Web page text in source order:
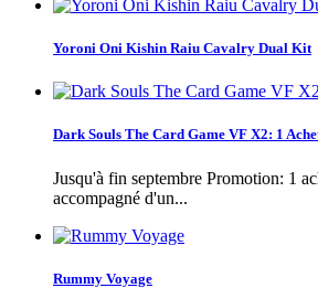
Yoroni Oni Kishin Raiu Cavalry Dual Kit
Dark Souls The Card Game VF X2: 1
Jusqu'à fin septembre Promotion: 1
accompagné d'un...
Rummy Voyage